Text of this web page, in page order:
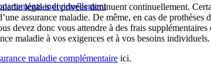
individuellement
légales et privées diminuent continuellement.
assurance maladie. De même, en cas de
devez donc vous attendre à des frais
maladie à vos exigences et à vos besoins individuels.
maladie complémentaire ici.